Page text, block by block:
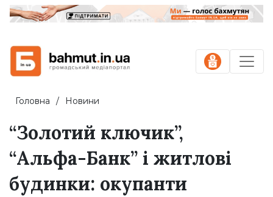
Головна Новини
“Золотий ключик”,
“Альфа-Банк” і житлові
будинки: окупанти